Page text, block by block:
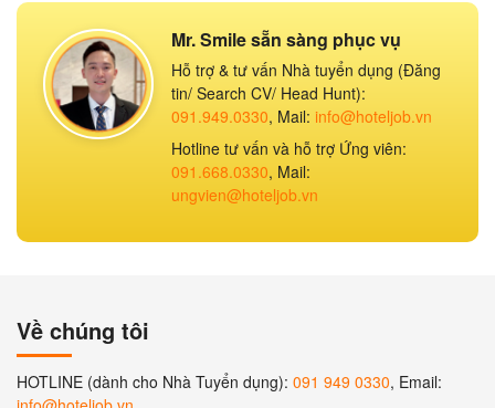
Mr. Smile sẵn sàng phục vụ
Hỗ trợ & tư vấn Nhà tuyển dụng (Đăng
tin/ Search CV/ Head Hunt):
091.949.0330, Mail: info@hoteljob.vn
Hotline tư vấn và hỗ trợ Ứng viên:
091.668.0330, Mail:
ungvien@hoteljob.vn
Về chúng tôi
HOTLINE (dành cho Nhà Tuyển dụng): 091 949 0330, Email: